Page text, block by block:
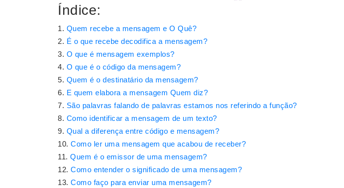
Índice:
Quem recebe a mensagem e O Quê?
É o que recebe decodifica a mensagem?
O que é mensagem exemplos?
O que é o código da mensagem?
Quem é o destinatário da mensagem?
E quem elabora a mensagem Quem diz?
São palavras falando de palavras estamos nos referindo a função?
Como identificar a mensagem de um texto?
Qual a diferença entre código e mensagem?
Como ler uma mensagem que acabou de receber?
Quem é o emissor de uma mensagem?
Como entender o significado de uma mensagem?
Como faço para enviar uma mensagem?